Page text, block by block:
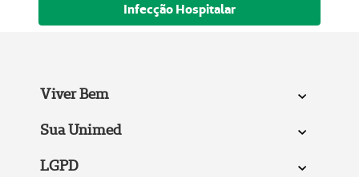
Infecção Hospitalar
Viver Bem
Sua Unimed
LGPD